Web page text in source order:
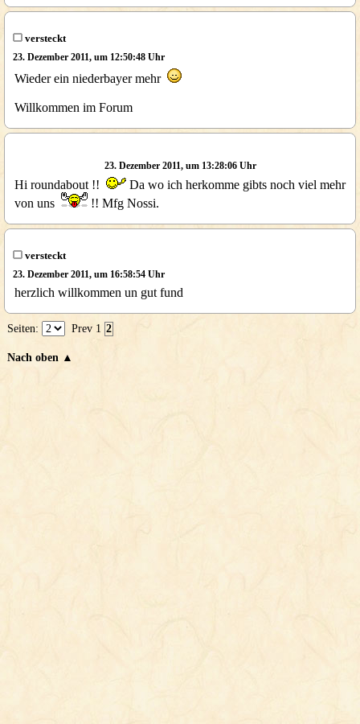
versteckt
23. Dezember 2011, um 12:50:48 Uhr
Wieder ein niederbayer mehr
Willkommen im Forum
23. Dezember 2011, um 13:28:06 Uhr
Hi roundabout !!
Da wo ich herkomme gibts noch viel mehr
von uns
!! Mfg Nossi.
versteckt
23. Dezember 2011, um 16:58:54 Uhr
herzlich willkommen un gut fund
Seiten: Prev 1 2
Nach oben ▲